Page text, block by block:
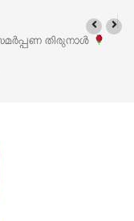
‘പെറ്റൽസ്’ ലൈഫ്